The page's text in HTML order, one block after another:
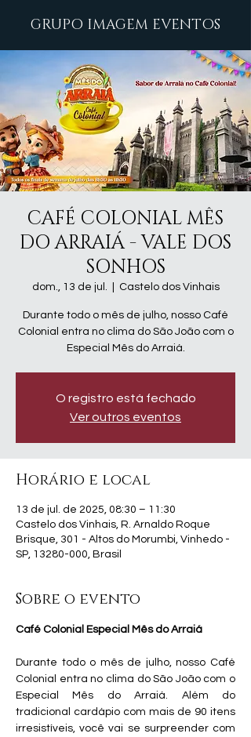
GRUPO IMAGEM EVENTOS
CAFÉ COLONIAL MÊS
DO ARRAIÁ - VALE DOS
SONHOS
dom., 13 de jul. Castelo dos Vinhais
Durante todo o mês de julho, nosso Café
Colonial entra no clima do São João com o
Especial Mês do Arraiá.
O registro está fechado
Ver outros eventos
Horário e local
13 de jul. de 2025, 08:30 – 11:30
Castelo dos Vinhais, R. Arnaldo Roque
Brisque, 301 - Altos do Morumbi, Vinhedo -
SP, 13280-000, Brasil
Sobre o evento
Café Colonial Especial Mês do Arraiá
Durante todo o mês de julho, nosso Café
Colonial entra no clima do São João com o
Especial Mês do Arraiá. Além do
tradicional cardápio com mais de 90 itens
irresistíveis, você vai se surpreender com